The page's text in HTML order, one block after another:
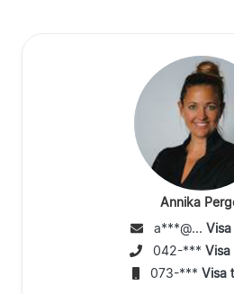
Annika
a***@...
042-*** Visa
073-*** Visa